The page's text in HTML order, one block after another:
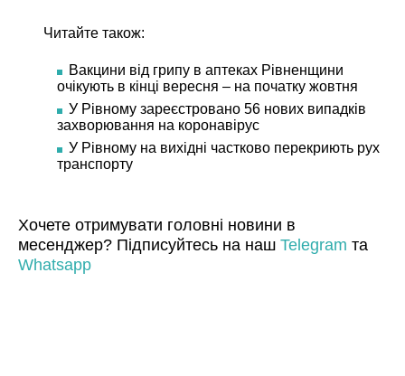
Читайте також:
Вакцини від грипу в аптеках Рівненщини
очікують в кінці вересня – на початку жовтня
У Рівному зареєстровано 56 нових випадків
захворювання на коронавірус
У Рівному на вихідні частково перекриють рух
транспорту
Хочете отримувати головні новини в
месенджер? Підписуйтесь на наш Telegram та
Whatsapp